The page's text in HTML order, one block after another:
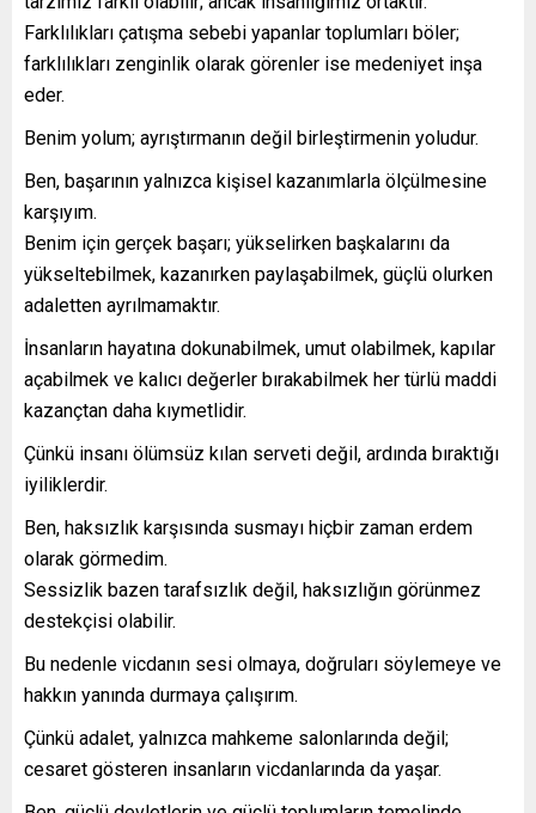
Farklılıkları çatışma sebebi yapanlar toplumları böler;
farklılıkları zenginlik olarak görenler ise medeniyet inşa
eder.
Benim yolum; ayrıştırmanın değil birleştirmenin yoludur.
Ben, başarının yalnızca kişisel kazanımlarla ölçülmesine
karşıyım.
Benim için gerçek başarı; yükselirken başkalarını da
yükseltebilmek, kazanırken paylaşabilmek, güçlü olurken
adaletten ayrılmamaktır.
İnsanların hayatına dokunabilmek, umut olabilmek, kapılar
açabilmek ve kalıcı değerler bırakabilmek her türlü maddi
kazançtan daha kıymetlidir.
Çünkü insanı ölümsüz kılan serveti değil, ardında bıraktığı
iyiliklerdir.
Ben, haksızlık karşısında susmayı hiçbir zaman erdem
olarak görmedim.
Sessizlik bazen tarafsızlık değil, haksızlığın görünmez
destekçisi olabilir.
Bu nedenle vicdanın sesi olmaya, doğruları söylemeye ve
hakkın yanında durmaya çalışırım.
Çünkü adalet, yalnızca mahkeme salonlarında değil;
cesaret gösteren insanların vicdanlarında da yaşar.